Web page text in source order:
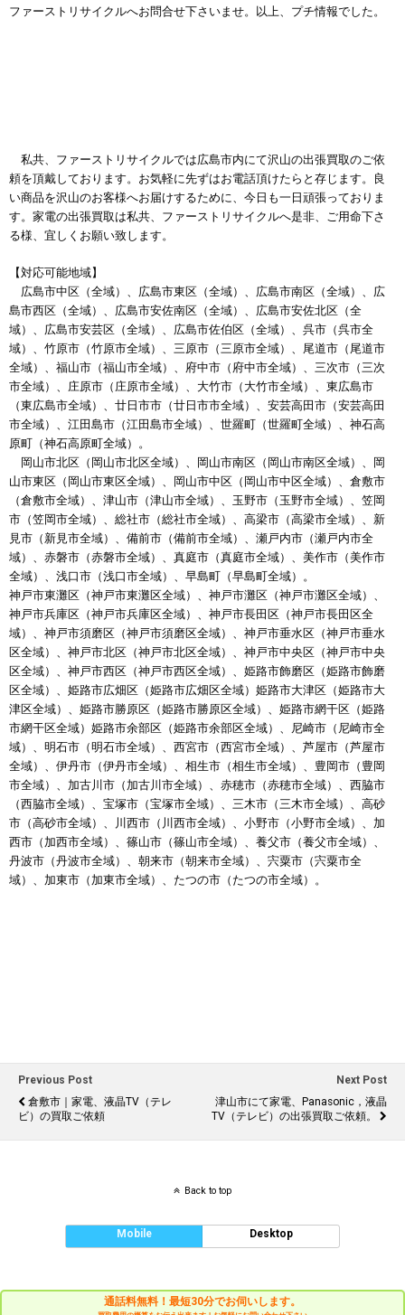
ファーストリサイクルへお問合せ下さいませ。以上、プチ情報でした。
私共、ファーストリサイクルでは広島市内にて沢山の出張買取のご依
頼を頂戴しております。お気軽に先ずはお電話頂けたらと存じます。良
い商品を沢山のお客様へお届けするために、今日も一日頑張っておりま
す。家電の出張買取は私共、ファーストリサイクルへ是非、ご用命下さ
る様、宜しくお願い致します。
【対応可能地域】
広島市中区（全域）、広島市東区（全域）、広島市南区（全域）、広
島市西区（全域）、広島市安佐南区（全域）、広島市安佐北区（全
域）、広島市安芸区（全域）、広島市佐伯区（全域）、呉市（呉市全
域）、竹原市（竹原市全域）、三原市（三原市全域）、尾道市（尾道市
全域）、福山市（福山市全域）、府中市（府中市全域）、三次市（三次
市全域）、庄原市（庄原市全域）、大竹市（大竹市全域）、東広島市
（東広島市全域）、廿日市市（廿日市市全域）、安芸高田市（安芸高田
市全域）、江田島市（江田島市全域）、世羅町（世羅町全域）、神石高
原町（神石高原町全域）。
岡山市北区（岡山市北区全域）、岡山市南区（岡山市南区全域）、岡
山市東区（岡山市東区全域）、岡山市中区（岡山市中区全域）、倉敷市
（倉敷市全域）、津山市（津山市全域）、玉野市（玉野市全域）、笠岡
市（笠岡市全域）、総社市（総社市全域）、高梁市（高梁市全域）、新
見市（新見市全域）、備前市（備前市全域）、瀬戸内市（瀬戸内市全
域）、赤磐市（赤磐市全域）、真庭市（真庭市全域）、美作市（美作市
全域）、浅口市（浅口市全域）、早島町（早島町全域）。
神戸市東灘区（神戸市東灘区全域）、神戸市灘区（神戸市灘区全域）、
神戸市兵庫区（神戸市兵庫区全域）、神戸市長田区（神戸市長田区全
域）、神戸市須磨区（神戸市須磨区全域）、神戸市垂水区（神戸市垂水
区全域）、神戸市北区（神戸市北区全域）、神戸市中央区（神戸市中央
区全域）、神戸市西区（神戸市西区全域）、姫路市飾磨区（姫路市飾磨
区全域）、姫路市広畑区（姫路市広畑区全域）姫路市大津区（姫路市大
津区全域）、姫路市勝原区（姫路市勝原区全域）、姫路市網干区（姫路
市網干区全域）姫路市余部区（姫路市余部区全域）、尼崎市（尼崎市全
域）、明石市（明石市全域）、西宮市（西宮市全域）、芦屋市（芦屋市
全域）、伊丹市（伊丹市全域）、相生市（相生市全域）、豊岡市（豊岡
市全域）、加古川市（加古川市全域）、赤穂市（赤穂市全域）、西脇市
（西脇市全域）、宝塚市（宝塚市全域）、三木市（三木市全域）、高砂
市（高砂市全域）、川西市（川西市全域）、小野市（小野市全域）、加
西市（加西市全域）、篠山市（篠山市全域）、養父市（養父市全域）、
丹波市（丹波市全域）、朝来市（朝来市全域）、宍粟市（宍粟市全
域）、加東市（加東市全域）、たつの市（たつの市全域）。
Previous Post
倉敷市｜家電、液晶TV（テレ
ビ）の買取ご依頼
Next Post
津山市にて家電、Panasonic，液晶
TV（テレビ）の出張買取ご依頼。
Back to top
Mobile Desktop
通話料無料！最短30分でお伺いします。